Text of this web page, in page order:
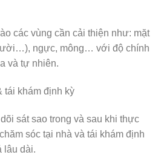
các vùng cần cải thiện như: mặt
ngực, mông… với độ chính
và tự nhiên.
tái khám định kỳ
sát sao trong và sau khi thực
sóc tại nhà và tái khám định
lâu dài.